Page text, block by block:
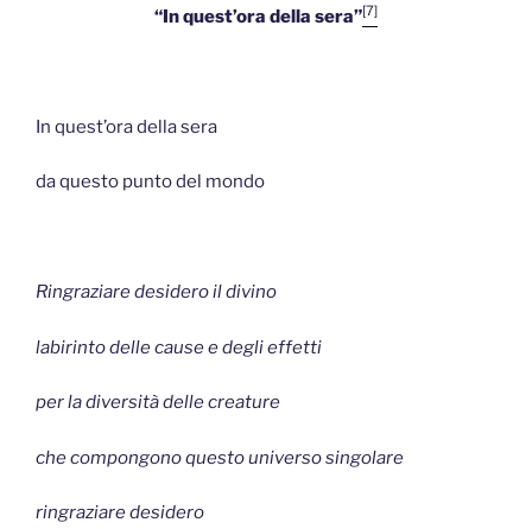
“In quest’ora della sera”[7]
In quest’ora della sera
da questo punto del mondo
Ringraziare desidero il divino
labirinto delle cause e degli effetti
per la diversità delle creature
che compongono questo universo singolare
ringraziare desidero